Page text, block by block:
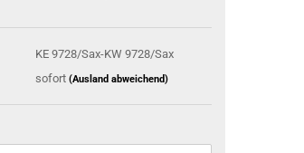
KE 9728/Sax-KW 9728/Sax
sofort (Ausland abweichend)